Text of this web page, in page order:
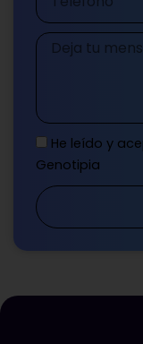
Mensaje
He leído y
Genotipia